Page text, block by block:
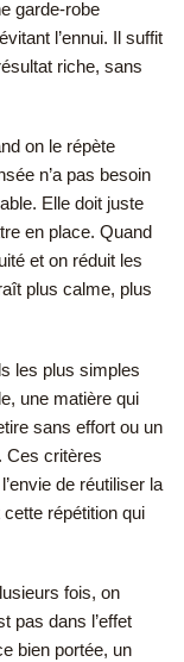
garde-robe
l’ennui. Il suffit
riche, sans
on le répète
n’a pas besoin
Elle doit juste
en place. Quand
et on réduit les
plus calme, plus
les plus simples
une matière qui
sans effort ou un
Ces critères
de réutiliser la
répétition qui
fois, on
pas dans l’effet
bien portée, un